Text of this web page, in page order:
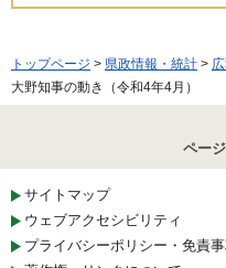
トップページ > 県政情報・統計 >
大野知事の動き（令和4年4月）
ペー
サイトマップ
ウェブアクセシビリティ
プライバシーポリシー・免責